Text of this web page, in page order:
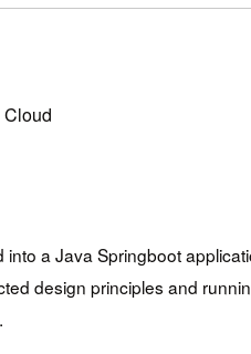
a Java Springboot
design principles and